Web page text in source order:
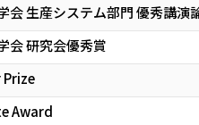
会 生産システム部門 優秀講演
会 研究会優秀賞
Prize
Award